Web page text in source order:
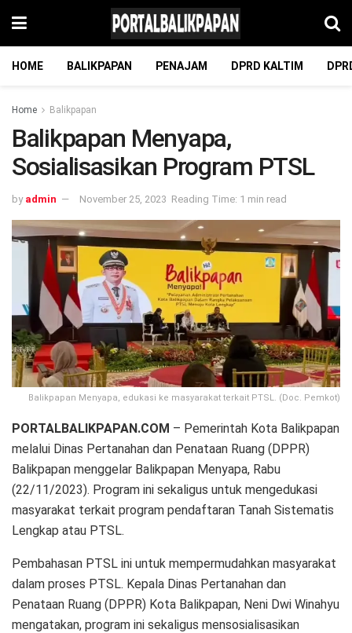
HOME BALIKPAPAN PENAJAM DPRD KALTIM
Home Balikpapan
Balikpapan Menyapa,
Sosialisasikan Program PTSL
by admin November 25, 2023 Reading Time: 1 min read
Balikpapan Menyapa, edukasi ke masyarakat terkait PTSL. (Doc. Pemkot)
PORTALBALIKPAPAN.COM – Pemerintah Kota Balikpapan
melalui Dinas Pertanahan dan Penataan Ruang (DPPR)
Balikpapan menggelar Balikpapan Menyapa, Rabu
(22/11/2023). Program ini sekaligus untuk mengedukasi
masyarakat terkait program pendaftaran Tanah Sistematis
Lengkap atau PTSL.
Pembahasan PTSL ini untuk mempermudahkan masyarakat
dalam proses PTSL. Kepala Dinas Pertanahan dan
Penataan Ruang (DPPR) Kota Balikpapan, Neni Dwi Winahyu
mengatakan, program ini sekaligus mensosialisasikan